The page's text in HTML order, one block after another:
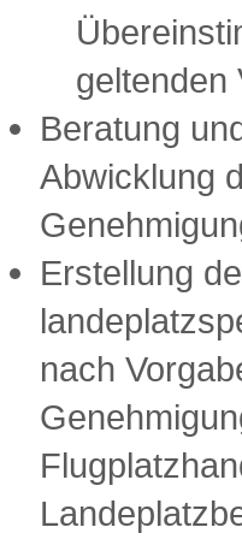
geltenden
Beratung
Abwicklung
Erstellung
nach